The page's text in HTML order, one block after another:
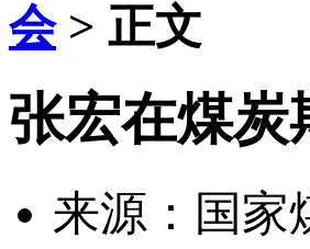
会> 正文
张宏在煤炭
来源：国家